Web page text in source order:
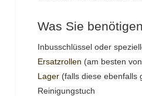
Was Sie benötigen
Inbusschlüssel oder
Ersatzrollen (am besten
Lager (falls diese ebenfalls
Reinigungstuch